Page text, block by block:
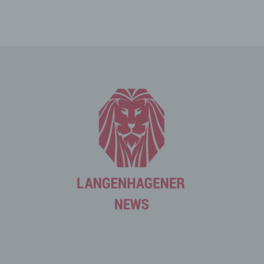
gelöscht werden. Dies ist in allen gängigen
Internetbrowsern möglich. Deaktiviert die betroffene
Person die Setzung von Cookies in dem genutzten
Internetbrowser, sind unter Umständen nicht alle
Funktionen unserer Internetseite vollumfänglich nutzbar.
Erfassung von allgemeinen Daten